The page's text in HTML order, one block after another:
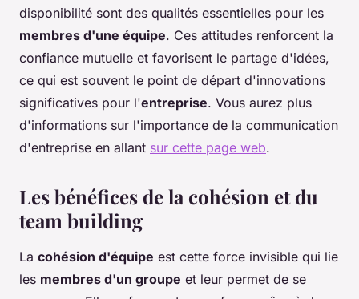
disponibilité sont des qualités essentielles pour les
membres d'une équipe. Ces attitudes renforcent la
confiance mutuelle et favorisent le partage d'idées,
ce qui est souvent le point de départ d'innovations
significatives pour l'entreprise. Vous aurez plus
d'informations sur l'importance de la communication
d'entreprise en allant sur cette page web.
Les bénéfices de la cohésion et du
team building
La cohésion d'équipe est cette force invisible qui lie
les membres d'un groupe et leur permet de se